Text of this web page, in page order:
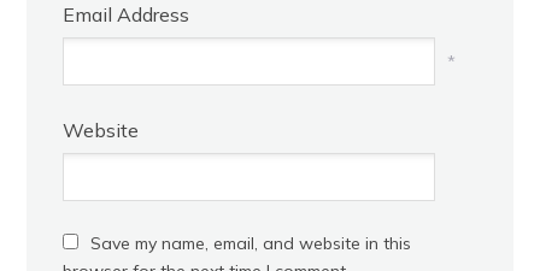
Email Address
*
Website
Save my name, email, and website in this